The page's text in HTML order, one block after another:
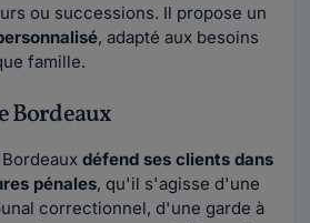
ou successions. Il propose un
, adapté aux besoins
famille.
Bordeaux
défend ses clients dans
pénales, qu'il s'agisse d'une
correctionnel, d'une garde à